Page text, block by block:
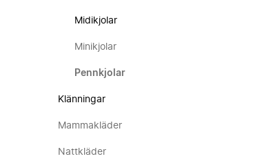
Midikjolar
Minikjolar
Pennkjolar
Klänningar
Mammakläder
Nattkläder